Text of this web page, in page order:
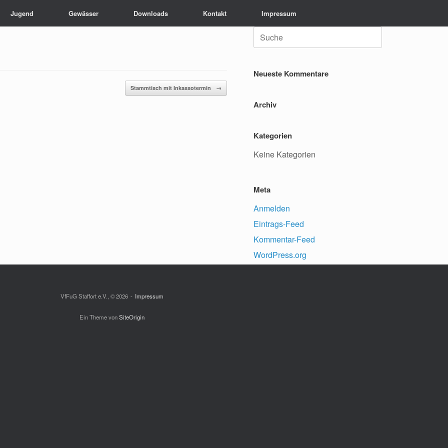
Jugend Gewässer Downloads Kontakt Impressum
Stammtisch mit Inkassotermin →
Suche
nach:
Neueste Kommentare
Archiv
Kategorien
Keine Kategorien
Meta
Anmelden
Eintrags-Feed
Kommentar-Feed
WordPress.org
VfFuG Staffort e.V., © 2026 Impressum
Ein Theme vonSiteOrigin